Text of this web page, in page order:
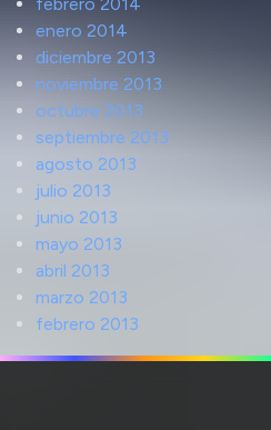
enero 2014
diciembre 2013
noviembre 2013
octubre 2013
septiembre 2013
agosto 2013
julio 2013
junio 2013
mayo 2013
abril 2013
marzo 2013
febrero 2013